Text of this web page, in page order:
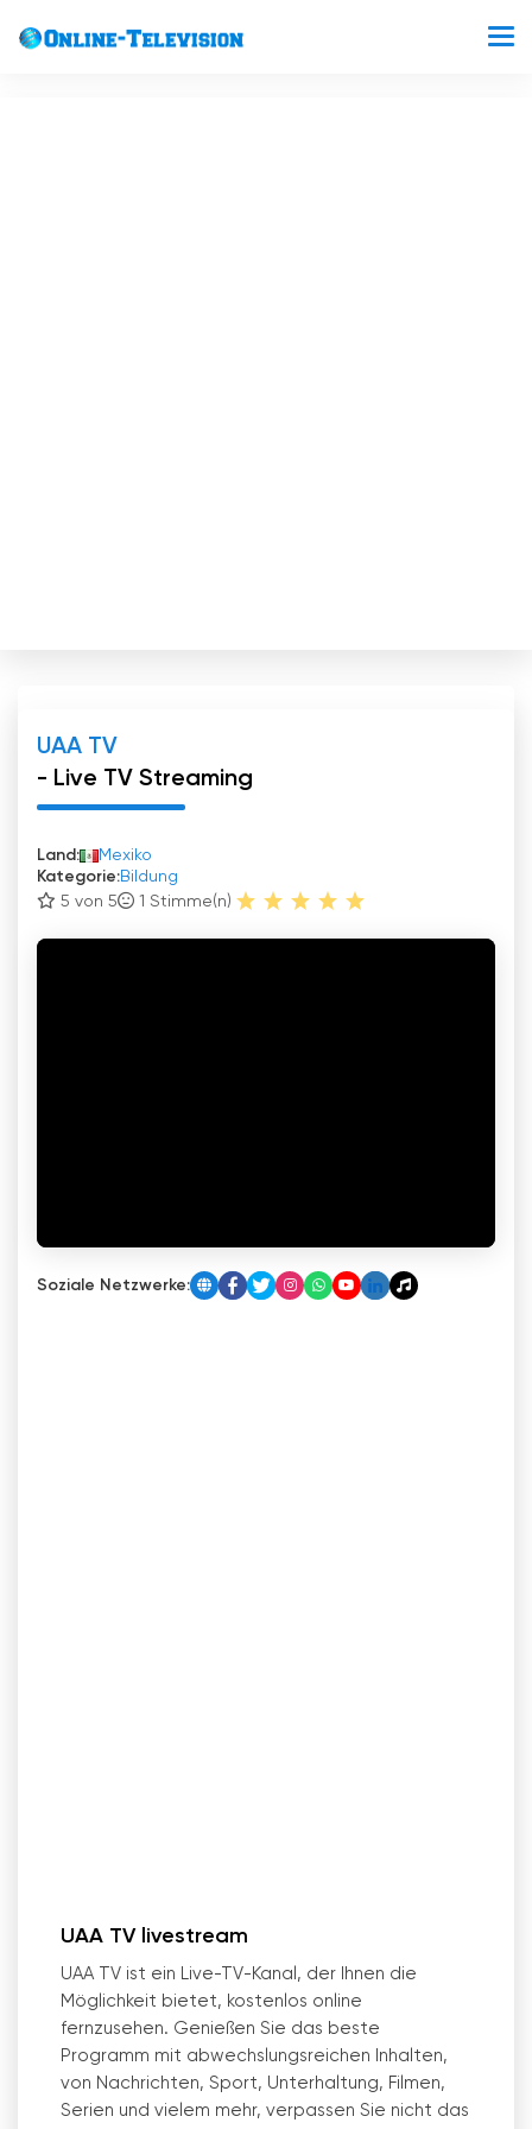
UAA TV
- Live TV Streaming
Land:
Mexiko
Kategorie:Bildung
5 von 5
1 Stimme(n)
Soziale Netzwerke:
UAA TV livestream
UAA TV ist ein Live-TV-Kanal, der Ihnen die
Möglichkeit bietet, kostenlos online
fernzusehen. Genießen Sie das beste
Programm mit abwechslungsreichen Inhalten,
von Nachrichten, Sport, Unterhaltung, Filmen,
Serien und vielem mehr, verpassen Sie nicht das